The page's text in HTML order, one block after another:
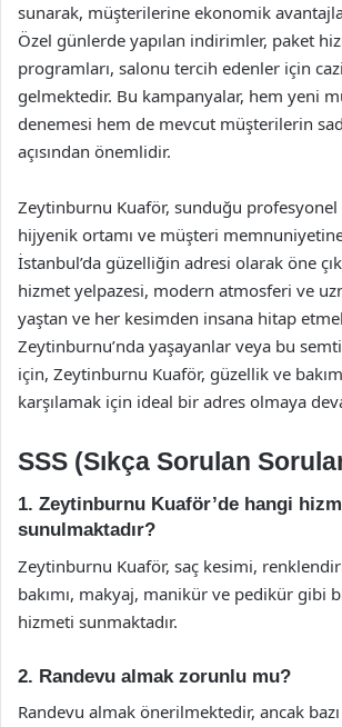
sunarak, müşterilerine ekonomik
Özel günlerde yapılan indirimler, paket
programları, salonu tercih edenler için
gelmektedir. Bu kampanyalar, hem yeni
denemesi hem de mevcut müşterilerin
açısından önemlidir.
Zeytinburnu Kuaför, sunduğu profesyonel
hijyenik ortamı ve müşteri
İstanbul’da güzelliğin adresi olarak öne
hizmet yelpazesi, modern atmosferi ve
yaştan ve her kesimden insana hitap
Zeytinburnu’nda yaşayanlar veya bu
için, Zeytinburnu Kuaför, güzellik ve
karşılamak için ideal bir adres olmaya
SSS (Sıkça Sorulan
1. Zeytinburnu Kuaför’de hangi
sunulmaktadır?
Zeytinburnu Kuaför, saç kesimi,
bakımı, makyaj, manikür ve pedikür gibi
hizmeti sunmaktadır.
2. Randevu almak zorunlu mu?
Randevu almak önerilmektedir, ancak